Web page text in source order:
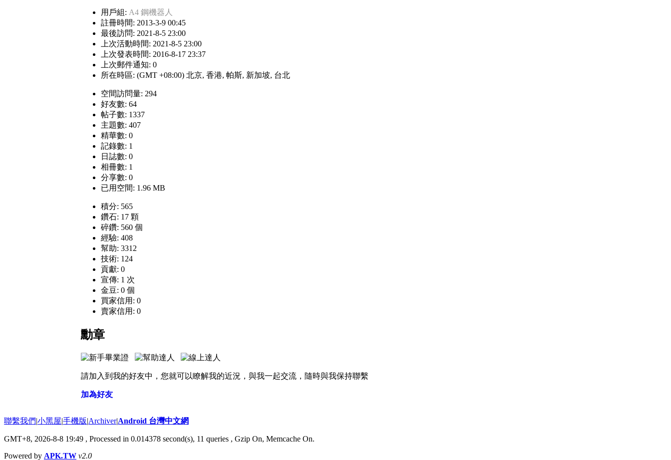
用戶組: A4 鋼機器人
註冊時間: 2013-3-9 00:45
最後訪問: 2021-8-5 23:00
上次活動時間: 2021-8-5 23:00
上次發表時間: 2016-8-17 23:37
上次郵件通知: 0
所在時區: (GMT +08:00) 北京, 香港, 帕斯, 新加坡, 台北
空間訪問量: 294
好友數: 64
帖子數: 1337
主題數: 407
精華數: 0
記錄數: 1
日誌數: 0
相冊數: 1
分享數: 0
已用空間: 1.96 MB
積分: 565
鑽石: 17 顆
碎鑽: 560 個
經驗: 408
幫助: 3312
技術: 124
貢獻: 0
宣傳: 1 次
金豆: 0 個
買家信用: 0
賣家信用: 0
勳章
請加入到我的好友中，您就可以瞭解我的近況，與我一起交流，隨時與我保持聯繫
加為好友
聯繫我們|小黑屋|手機版|Archiver|Android 台灣中文網
GMT+8, 2026-8-8 19:49 , Processed in 0.014378 second(s), 11 queries , Gzip On, Memcache On.
Powered by APK.TW v2.0